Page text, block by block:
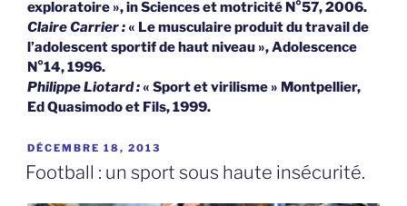
exploratoire », in Sciences et motricité N°57, 2006.
Claire Carrier :« Le musculaire produit du travail de
l’adolescent sportif de haut niveau », Adolescence
N°14, 1996.
Philippe Liotard :« Sport et virilisme » Montpellier,
Ed Quasimodo et Fils, 1999.
PUBLIÉ
LE
DÉCEMBRE 18, 2013
Football : un sport sous haute insécurité.